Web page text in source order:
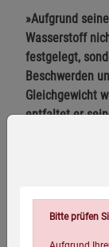
»Aufgrund
Wasserstoff
festgelegt,
Beschwerden
Gleichgewicht
entfaltet er
Bitte prüfen